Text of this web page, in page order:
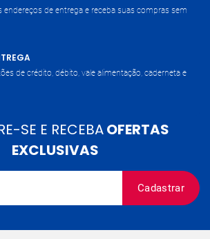
endereços de entrega e receba suas compras sem
de crédito, débito, vale alimentação, caderneta e
SE E RECEBAOFERTAS
EXCLUSIVAS
Cadastrar